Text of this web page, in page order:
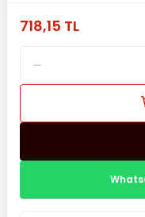
718,15 TL